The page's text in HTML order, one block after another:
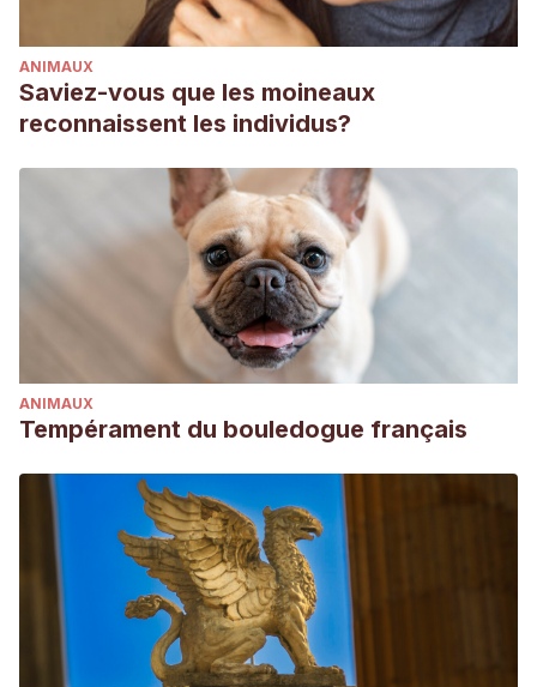
ANIMAUX
Saviez-vous que les moineaux
reconnaissent les individus?
ANIMAUX
Tempérament du bouledogue français